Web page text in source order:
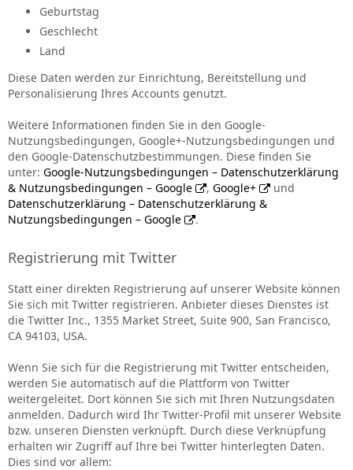
Geburtstag
Geschlecht
Land
Diese Daten werden zur Einrichtung, Bereitstellung und
Personalisierung Ihres Accounts genutzt.
Weitere Informationen finden Sie in den Google-
Nutzungsbedingungen, Google+-Nutzungsbedingungen und
den Google-Datenschutzbestimmungen. Diese finden Sie
unter: Google-Nutzungsbedingungen – Datenschutzerklärung
& Nutzungsbedingungen – Google
, Google+
und
Datenschutzerklärung – Datenschutzerklärung &
Nutzungsbedingungen – Google
.
Registrierung mit Twitter
Statt einer direkten Registrierung auf unserer Website können
Sie sich mit Twitter registrieren. Anbieter dieses Dienstes ist
die Twitter Inc., 1355 Market Street, Suite 900, San Francisco,
CA 94103, USA.
Wenn Sie sich für die Registrierung mit Twitter entscheiden,
werden Sie automatisch auf die Plattform von Twitter
weitergeleitet. Dort können Sie sich mit Ihren Nutzungsdaten
anmelden. Dadurch wird Ihr Twitter-Profil mit unserer Website
bzw. unseren Diensten verknüpft. Durch diese Verknüpfung
erhalten wir Zugriff auf Ihre bei Twitter hinterlegten Daten.
Dies sind vor allem: